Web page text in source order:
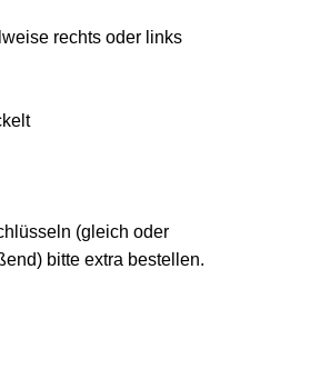
rechts oder links
(gleich oder
bitte extra bestellen.